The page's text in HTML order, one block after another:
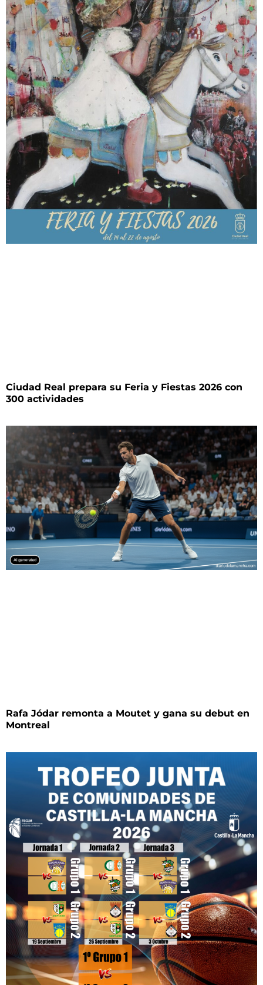
Ciudad Real prepara su Feria y Fiestas 2026 con
300 actividades
Rafa Jódar remonta a Moutet y gana su debut en
Montreal